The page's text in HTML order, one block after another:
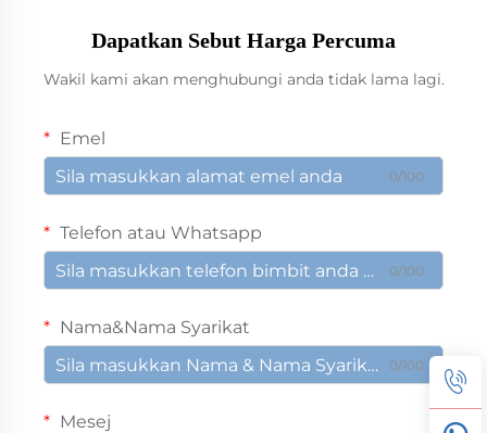
Dapatkan Sebut Harga Percuma
Wakil kami akan menghubungi anda tidak lama lagi.
Emel
0/100
Telefon atau Whatsapp
0/100
Nama&Nama Syarikat
0/100
Mesej